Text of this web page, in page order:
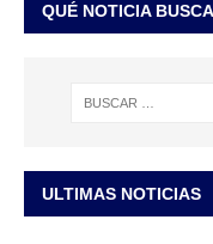
QUÉ NOTICIA
ULTIMAS NOTICIAS